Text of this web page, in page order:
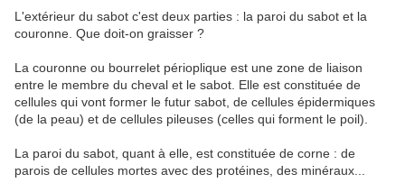
L'extérieur du sabot c'est deux parties : la paroi du sabot et la
couronne. Que doit-on graisser ?
La couronne ou bourrelet périoplique est une zone de liaison
entre le membre du cheval et le sabot. Elle est constituée de
cellules qui vont former le futur sabot, de cellules épidermiques
(de la peau) et de cellules pileuses (celles qui forment le poil).
La paroi du sabot, quant à elle, est constituée de corne : de
parois de cellules mortes avec des protéines, des minéraux...